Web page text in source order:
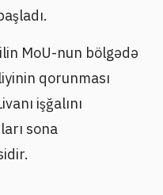
MoU-nun bölgədə
qorunması
işğalını
sona